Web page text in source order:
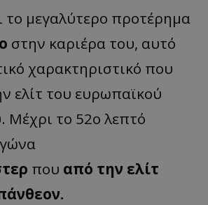
το μεγαλύτερο προτέρημα
στην καριέρα του, αυτό
χαρακτηριστικό που
ελίτ του ευρωπαϊκού
Μέχρι το 52ο λεπτό
που από την ελίτ